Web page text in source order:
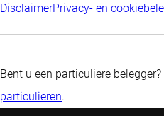
DisclaimerPrivacy- en
Bent u een particuliere
particulieren.